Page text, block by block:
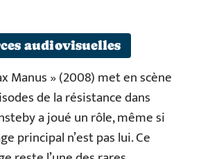
audiovisuelles
Manus » (2008) met en scène
de la résistance dans
a joué un rôle, même si
principal n’est pas lui. Ce